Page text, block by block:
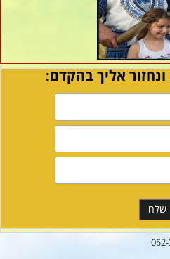
אליך בהקדם: